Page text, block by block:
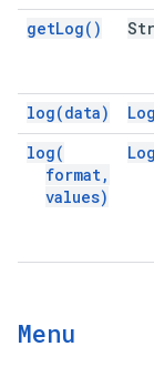
getLog( )
log(data)
log(
format,
values)
Menu